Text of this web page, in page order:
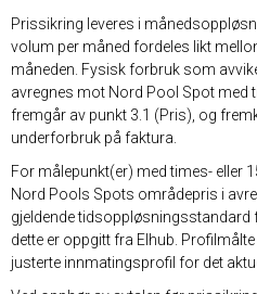
Prissikring leveres i
volum per måned fordeles likt
måneden. Fysisk forbruk som
avregnes mot Nord Pool Spot med
fremgår av punkt 3.1 (Pris), og
underforbruk på faktura.
For målepunkt(er) med times- eller
Nord Pools Spots områdepris i
gjeldende tidsoppløsningsstandard
dette er oppgitt fra Elhub.
justerte innmatingsprofil for det